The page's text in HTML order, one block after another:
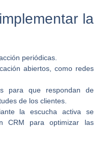
la
periódicas.
abiertos, como redes
para que respondan de
de los clientes.
la escucha activa se
CRM para optimizar las